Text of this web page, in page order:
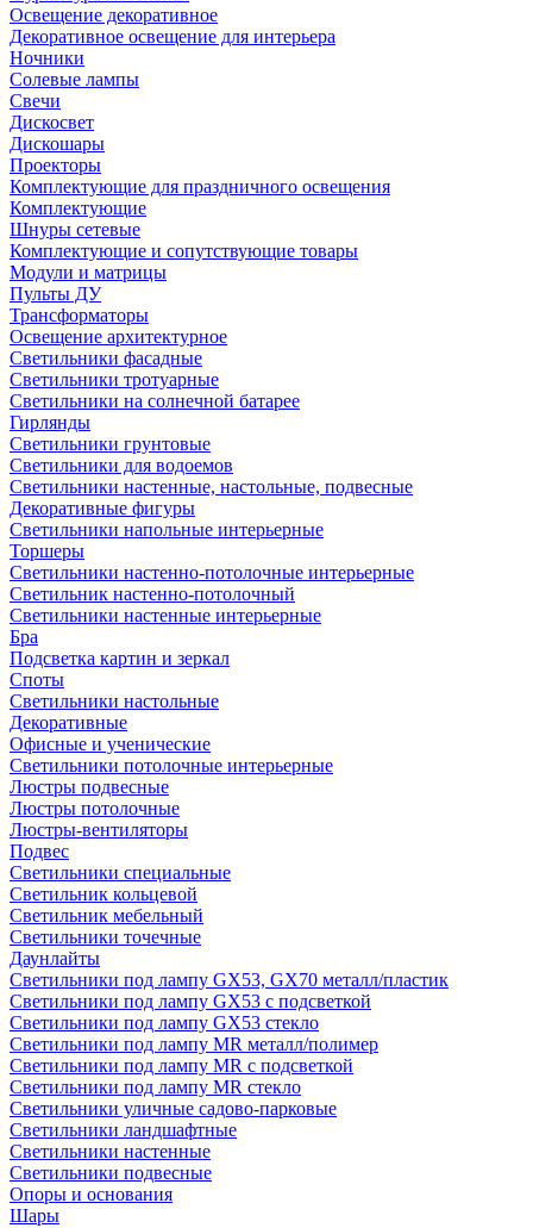
Освещение декоративное
Декоративное освещение для интерьера
Ночники
Солевые лампы
Свечи
Дискосвет
Дискошары
Проекторы
Комплектующие для праздничного освещения
Комплектующие
Шнуры сетевые
Комплектующие и сопутствующие товары
Модули и матрицы
Пульты ДУ
Трансформаторы
Освещение архитектурное
Светильники фасадные
Светильники тротуарные
Светильники на солнечной батарее
Гирлянды
Светильники грунтовые
Светильники для водоемов
Светильники настенные, настольные, подвесные
Декоративные фигуры
Светильники напольные интерьерные
Торшеры
Светильники настенно-потолочные интерьерные
Светильник настенно-потолочный
Светильники настенные интерьерные
Бра
Подсветка картин и зеркал
Споты
Светильники настольные
Декоративные
Офисные и ученические
Светильники потолочные интерьерные
Люстры подвесные
Люстры потолочные
Люстры-вентиляторы
Подвес
Светильники специальные
Светильник кольцевой
Светильник мебельный
Светильники точечные
Даунлайты
Светильники под лампу GX53, GX70 металл/пластик
Светильники под лампу GX53 с подсветкой
Светильники под лампу GX53 стекло
Светильники под лампу MR металл/полимер
Светильники под лампу MR с подсветкой
Светильники под лампу MR стекло
Светильники уличные садово-парковые
Светильники ландшафтные
Светильники настенные
Светильники подвесные
Опоры и основания
Шары